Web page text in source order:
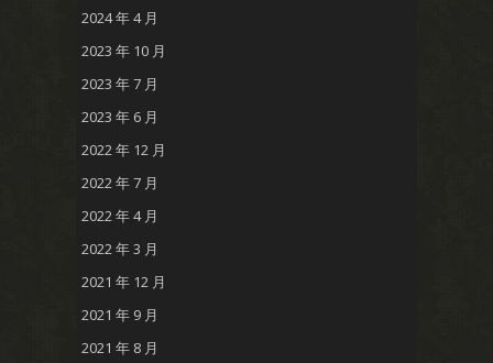
2024 年 4 月
2023 年 10 月
2023 年 7 月
2023 年 6 月
2022 年 12 月
2022 年 7 月
2022 年 4 月
2022 年 3 月
2021 年 12 月
2021 年 9 月
2021 年 8 月